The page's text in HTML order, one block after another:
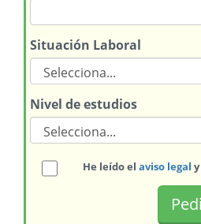
Situación Laboral
Nivel de estudios
He leído el aviso legal